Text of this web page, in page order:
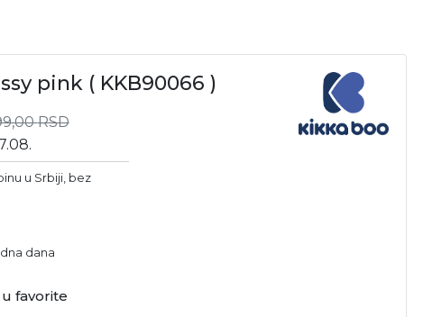
pink ( KKB90066 )
RSD
u Srbiji, bez
dana
favorite